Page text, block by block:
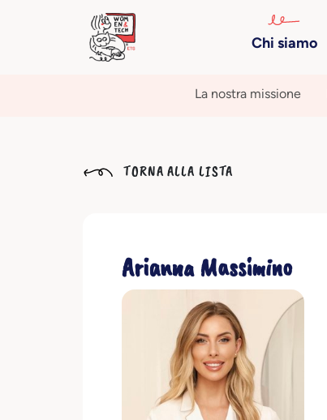
Chi siamo
La nostra missione
TORNA ALLA LISTA
Arianna Massimino